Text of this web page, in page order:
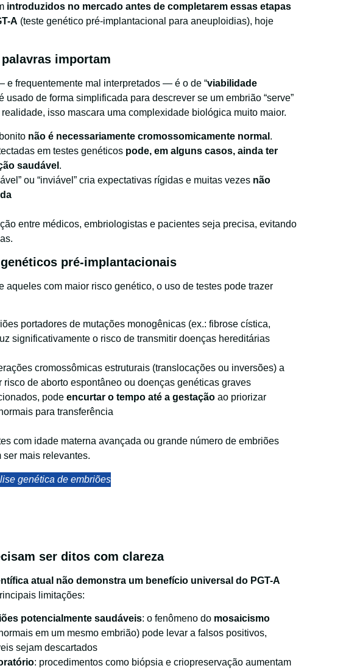
introduzidos no mercado antes de completarem essas etapas
A (teste genético pré-implantacional para aneuploidias), hoje
importam
e frequentemente mal interpretados — é o de “viabilidade
usado de forma simplificada para descrever se um embrião “serve”
isso mascara uma complexidade biológica muito maior.
não é necessariamente cromossomicamente normal .
em testes genéticos pode, em alguns casos, ainda ter
saudável .
ou “inviável” cria expectativas rígidas e muitas vezes não
entre médicos, embriologistas e pacientes seja precisa, evitando
pré-implantacionais
aqueles com maior risco genético, o uso de testes pode trazer
portadores de mutações monogênicas (ex.: fibrose cística,
significativamente o risco de transmitir doenças hereditárias
cromossômicas estruturais (translocações ou inversões) a
de aborto espontâneo ou doenças genéticas graves
pode encurtar o tempo até a gestação ao priorizar
para transferência
com idade materna avançada ou grande número de embriões
mais relevantes.
genética de embriões
ser ditos com clareza
atual não demonstra um benefício universal do PGT-A
limitações:
potencialmente saudáveis: o fenômeno do mosaicismo
em um mesmo embrião) pode levar a falsos positivos,
sejam descartados
: procedimentos como biópsia e criopreservação aumentam